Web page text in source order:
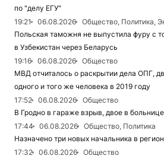
по "делу ЕГУ"
19:21
06.08.2026
Общество, Политика,
Польская таможня не выпустила фуру с
в Узбекистан через Беларусь
19:16
06.08.2026
Общество
МВД отчиталось о раскрытии дела ОПГ,
одного и того же человека в 2019 году
17:52
06.08.2026
Общество
В Гродно в гараже взрыв, двое в больнице
17:44
06.08.2026
Общество, Политика
Назначено три новых начальника в
17:32
06.08.2026
Общество